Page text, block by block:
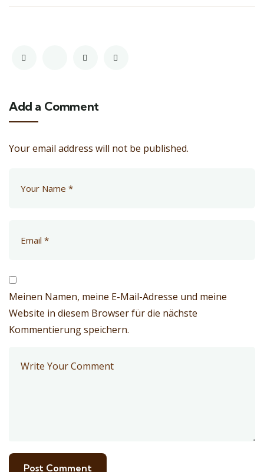
Add a Comment
Your email address will not be published.
Meinen Namen, meine E-Mail-Adresse und meine
Website in diesem Browser für die nächste
Kommentierung speichern.